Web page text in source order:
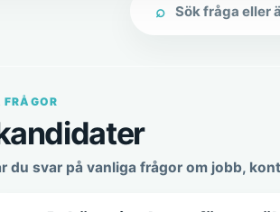
⌕
Sök i vanliga frågor
du svar på vanliga frågor om jobb,